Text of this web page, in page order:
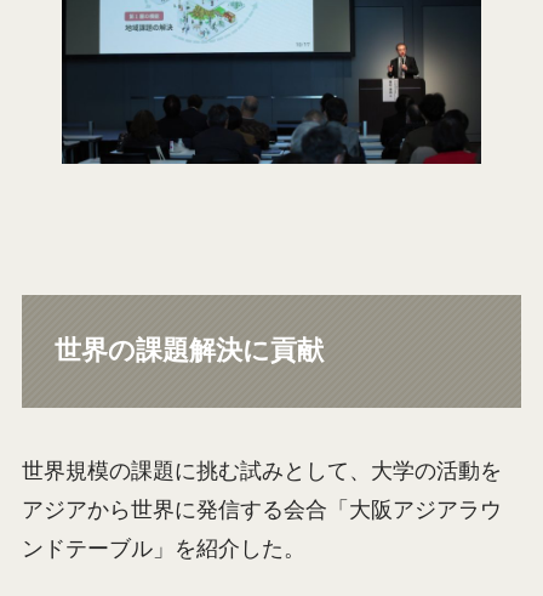
世界の課題解決に貢献
世界規模の課題に挑む試みとして、大学の活動を
アジアから世界に発信する会合「大阪アジアラウ
ンドテーブル」を紹介した。